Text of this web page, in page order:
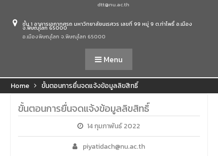
dtt@nu.ac.th
ชั้น 1 อาคารเอกาทศรถ มหาวิทยาลัยนเรศวร เลขที่ 99 หมู่ 9 ต.ท่าโพธิ์ อ.เมือง
จ.พิษณุโลก 65000
อ.เมืองพิษณุโลก จ.พิษณุโลก 65000
Menu
Home ขั้นตอนการยื่นจดแจ้งข้อมูลลิขสิทธิ์
ขั้นตอนการยื่นจดแจ้งข้อมูลลิขสิทธิ์
14 กุมภาพันธ์ 2022
piyatidach@nu.ac.th